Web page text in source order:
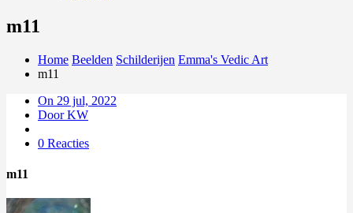
m11
Home Beelden Schilderijen Emma's Vedic Art
m11
On 29 jul, 2022
Door KW
0 Reacties
m11